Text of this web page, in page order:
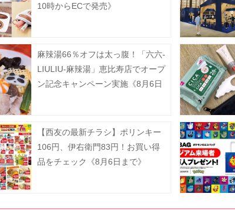
10時からECで発売》
麻辣湯66％オフは太っ腹！「六六-
LIULIU-麻辣湯」恵比寿店でオープ
ン記念キャンペーン実施《8月6日
【西友の最新チラシ】ポリンキー
106円、伊右衛門83円！お買い得
品をチェック《8月6日まで》